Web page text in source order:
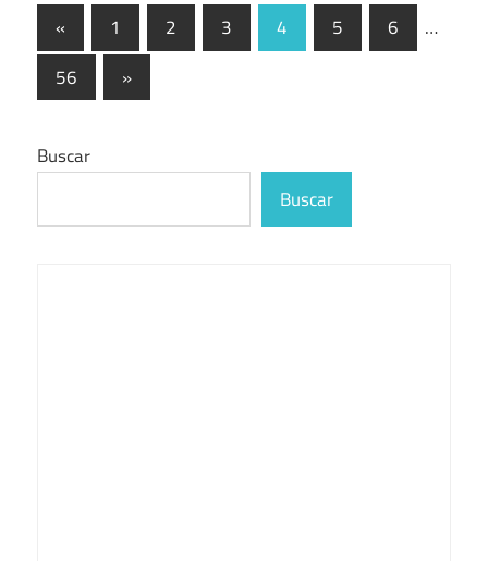
Paginación
de
entradas
« Entradas
anteriores
1 2 3 4 5 6
…
56
Entradas
siguientes
»
Buscar
Buscar